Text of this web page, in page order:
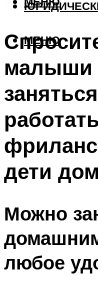
МЕНЮ
малыши
работать
дети
Можно
любое